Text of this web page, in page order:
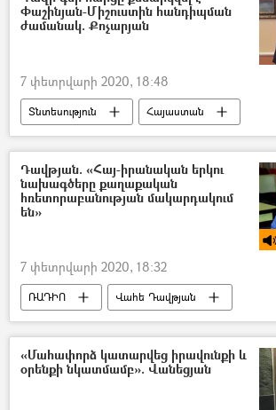
Արտակ Դավթյան
Զինվոր
Զոհ
Փաշինյան-Միշուստին հանդիպման
ժամանակ. Քոչարյան
7 փետրվարի 2020, 18:48
Տնտեսություն
Հայաստան
գազի սակագին
Միխայիլ Միշուստին
Նիկոլ Փաշինյան
Դավթյան. «Հայ-իրանական երկու
նախագծերը քաղաքական
հռետորաբանության մակարդակում
են»
7 փետրվարի 2020, 18:32
ՌԱԴԻՈ
Վահե Դավթյան
Շավարշ Քոչարյան
«Մահափորձ կատարվեց իրավունքի և
օրենքի նկատմամբ». Վանեցյան